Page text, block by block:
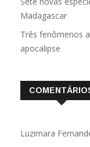
Madagascar
Três fenômenos
apocalipse
Luzimara